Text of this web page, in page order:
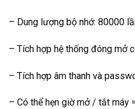
– Dung lượng bộ nhớ: 80000
– Tích hợp hệ thống đóng mở
– Tích hợp âm thanh và
– Có thể hẹn giờ mở / tắt máy